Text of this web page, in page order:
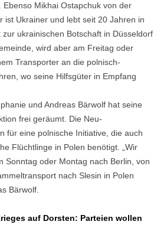
Ebenso Mikhai Ostapchuk von der
ist Ukrainer und lebt seit 20 Jahren in
ukrainischen Botschaft in Düsseldorf
wird aber am Freitag oder
Transporter an die polnisch-
wo seine Hilfsgüter in Empfang
und Andreas Bärwolf hat seine
frei geräumt. Die Neu-
für eine polnische Initiative, die auch
Flüchtlinge in Polen benötigt. „Wir
Sonntag oder Montag nach Berlin, von
nach Slesin in Polen
Bärwolf.
auf Dorsten: Parteien wollen